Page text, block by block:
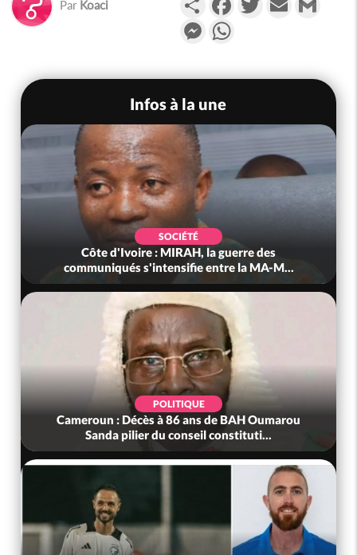
Par Koaci
Messenger
Infos à la une
SOCIÉTÉ
Côte d'Ivoire : MIRAH, la guerre des
communiqués s'intensifie entre la MA-M...
POLITIQUE
Cameroun : Décès à 86 ans de BAH Oumarou
Sanda pilier du conseil constituti...